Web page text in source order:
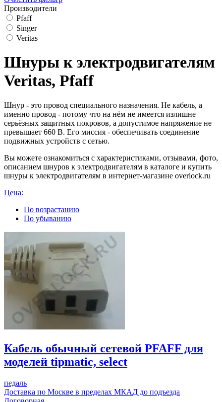
Производители
Pfaff
Singer
Veritas
Шнуры к электродвигателям
Veritas, Pfaff
Шнур - это провод специального назначения. Не кабель, а
именно провод - потому что на нём не имеется излишне
серьёзных защитных покровов, а допустимое напряжение не
превышает 660 В. Его миссия - обеспечивать соединение
подвижных устройств с сетью.
Вы можете ознакомиться с характеристиками, отзывами, фото,
описанием шнуров к электродвигателям в каталоге и купить
шнуры к электродвигателям в интернет-магазине overlock.ru
Цена:
По возрастанию
По убыванию
Кабель обычный сетевой PFAFF для
моделей tipmatic, select
педаль
Доставка по Москве в пределах МКАД до подъезда